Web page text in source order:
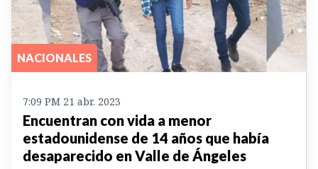
NACIONALES
7:09 PM 21 abr. 2023
Encuentran con vida a menor
estadounidense de 14 años que había
desaparecido en Valle de Ángeles